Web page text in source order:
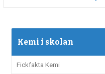
Kemi i skolan
Fickfakta Kemi